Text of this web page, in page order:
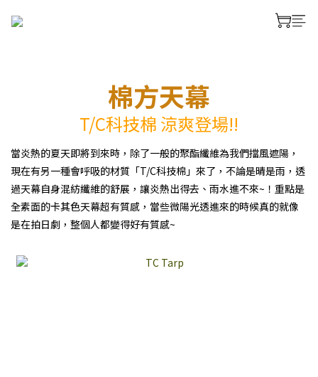
棉方天幕
T/C科技棉 涼爽登場!!
當炎熱的夏天即將到來時，除了一般的聚酯纖維為我們擋風遮陽，
現在有另一種會呼吸的材質「T/C科技棉」來了，不論是晴是雨，透
過天幕自身混紡纖維的舒展，讓炎熱出得去、雨水進不來~！重點是
全素面的卡其色天幕超有質感，當些微陽光透進來的時候真的就像
是在拍日劇，整個人都變得好有質感~